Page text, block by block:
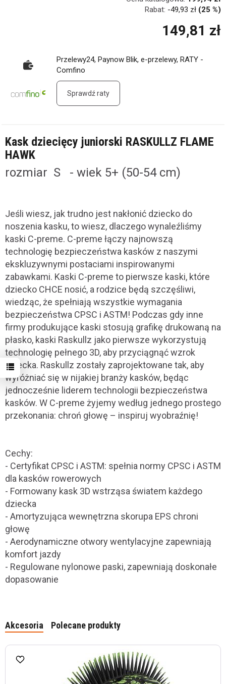
Rabat: -49,93 zł (25 %)
149,81 zł
Przelewy24, Paynow Blik, e-przelewy, RATY -
Comfino
Sprawdź raty
Kask dziecięcy juniorski RASKULLZ FLAME
HAWK
rozmiar S - wiek 5+ (50-54 cm)
Jeśli wiesz, jak trudno jest nakłonić dziecko do
noszenia kasku, to wiesz, dlaczego wynaleźliśmy
kaski C-preme. C-preme łączy najnowszą
technologię bezpieczeństwa kasków z naszymi
ekskluzywnymi postaciami inspirowanymi
zabawkami. Kaski C-preme to pierwsze kaski, które
dziecko CHCE nosić, a rodzice będą szczęśliwi,
wiedząc, że spełniają wszystkie wymagania
bezpieczeństwa CPSC i ASTM! Podczas gdy inne
firmy produkujące kaski stosują grafikę drukowaną na
płasko, kaski Raskullz jako pierwsze wykorzystują
technologię pełnego 3D, aby przyciągnąć wzrok
dziecka. Raskullz zostały zaprojektowane tak, aby
wyróżniać się w nijakiej branży kasków, będąc
jednocześnie liderem technologii bezpieczeństwa
kasków. W C-preme żyjemy według jednego prostego
przekonania: chroń głowę – inspiruj wyobraźnię!
Cechy:
- Certyfikat CPSC i ASTM: spełnia normy CPSC i ASTM
dla kasków rowerowych
- Formowany kask 3D wstrząsa światem każdego
dziecka
- Amortyzująca wewnętrzna skorupa EPS chroni
głowę
- Aerodynamiczne otwory wentylacyjne zapewniają
komfort jazdy
- Regulowane nylonowe paski, zapewniają doskonałe
dopasowanie
Akcesoria Polecane produkty